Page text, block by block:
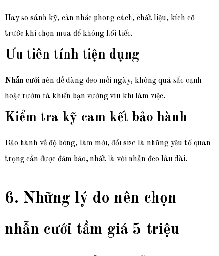
Hãy so sánh kỹ, cân nhắc phong cách, chất liệu, kích cỡ
trước khi chọn mua để không hối tiếc.
Ưu tiên tính tiện dụng
Nhẫn cưới nên dễ dàng đeo mỗi ngày, không quá sắc cạnh
hoặc rườm rà khiến bạn vướng víu khi làm việc.
Kiểm tra kỹ cam kết bảo hành
Bảo hành về độ bóng, làm mới, đổi size là những yếu tố quan
trọng cần được đảm bảo, nhất là với nhẫn đeo lâu dài.
6. Những lý do nên chọn
nhẫn cưới tầm giá 5 triệu